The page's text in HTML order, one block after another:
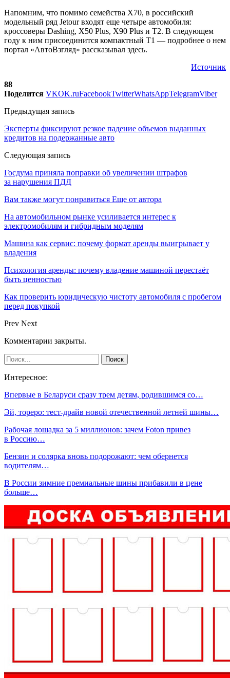
Напомним, что помимо семейства X70, в российский
модельный ряд Jetour входят еще четыре автомобиля:
кроссоверы Dashing, X50 Plus, X90 Plus и T2. В следующем
году к ним присоединится компактный T1 — подробнее о нем
портал «АвтоВзгляд» рассказывал здесь.
Источник
88
Поделится VKOK.ruFacebookTwitterWhatsAppTelegramViber
Предыдущая запись
Эксперты фиксируют резкое падение объемов выданных
кредитов на подержанные авто
Следующая запись
Госдума приняла поправки об увеличении штрафов
за нарушения ПДД
Вам также могут понравиться Еще от автора
На автомобильном рынке усиливается интерес к
электромобилям и гибридным моделям
Машина как сервис: почему формат аренды выигрывает у
владения
Психология аренды: почему владение машиной перестаёт
быть ценностью
Как проверить юридическую чистоту автомобиля с пробегом
перед покупкой
Prev Next
Комментарии закрыты.
Интересное:
Впервые в Беларуси сразу трем детям, родившимся со…
Эй, тореро: тест-драйв новой отечественной летней шины…
Рабочая лошадка за 5 миллионов: зачем Foton привез
в Россию…
Бензин и солярка вновь подорожают: чем обернется
водителям…
В России зимние премиальные шины прибавили в цене
больше…